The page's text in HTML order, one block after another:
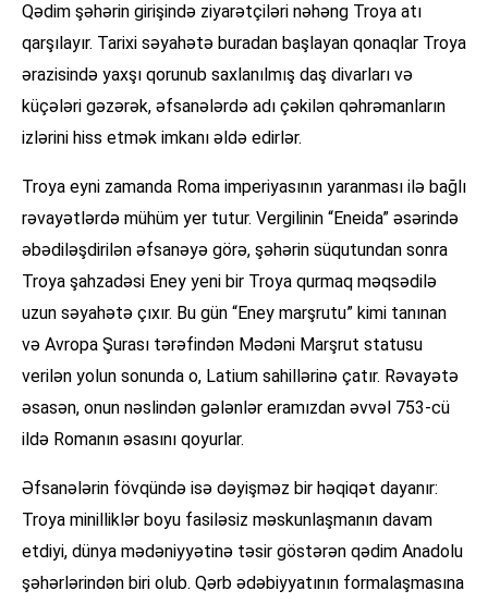
Qədim şəhərin girişində ziyarətçiləri nəhəng Troya atı
qarşılayır. Tarixi səyahətə buradan başlayan qonaqlar Troya
ərazisində yaxşı qorunub saxlanılmış daş divarları və
küçələri gəzərək, əfsanələrdə adı çəkilən qəhrəmanların
izlərini hiss etmək imkanı əldə edirlər.
Troya eyni zamanda Roma imperiyasının yaranması ilə bağlı
rəvayətlərdə mühüm yer tutur. Vergilinin “Eneida” əsərində
əbədiləşdirilən əfsanəyə görə, şəhərin süqutundan sonra
Troya şahzadəsi Eney yeni bir Troya qurmaq məqsədilə
uzun səyahətə çıxır. Bu gün “Eney marşrutu” kimi tanınan
və Avropa Şurası tərəfindən Mədəni Marşrut statusu
verilən yolun sonunda o, Latium sahillərinə çatır. Rəvayətə
əsasən, onun nəslindən gələnlər eramızdan əvvəl 753-cü
ildə Romanın əsasını qoyurlar.
Əfsanələrin fövqündə isə dəyişməz bir həqiqət dayanır:
Troya minilliklər boyu fasiləsiz məskunlaşmanın davam
etdiyi, dünya mədəniyyətinə təsir göstərən qədim Anadolu
şəhərlərindən biri olub. Qərb ədəbiyyatının formalaşmasına